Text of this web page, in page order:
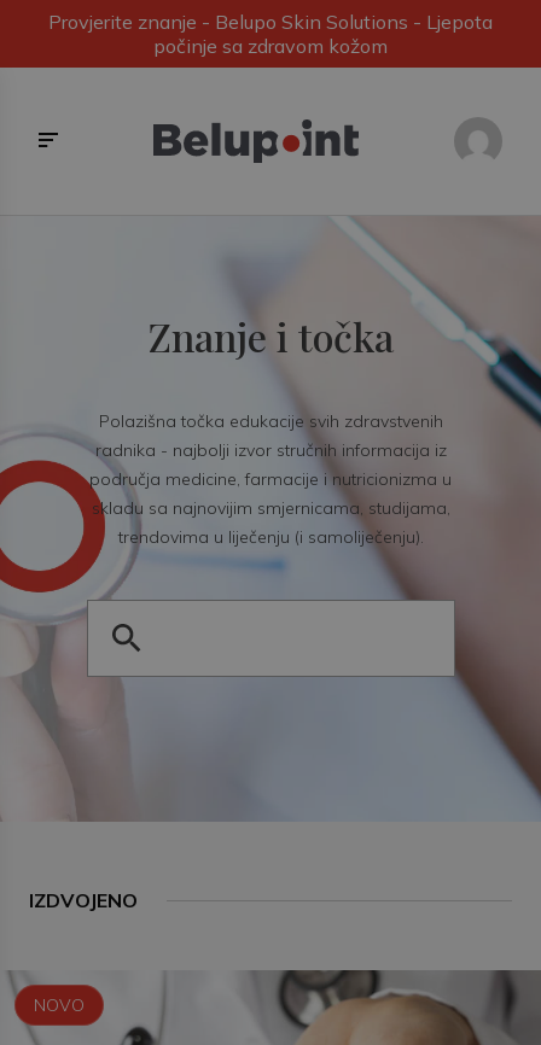
Provjerite znanje - Belupo Skin Solutions - Ljepota
počinje sa zdravom kožom
Znanje i točka
Polazišna točka edukacije svih zdravstvenih
radnika - najbolji izvor stručnih informacija iz
područja medicine, farmacije i nutricionizma u
skladu sa najnovijim smjernicama, studijama,
trendovima u liječenju (i samoliječenju).
IZDVOJENO
NOVO